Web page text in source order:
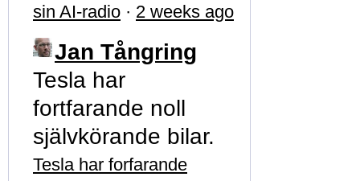
sin AI-radio · 2 weeks ago
Jan Tångring
Tesla har
fortfarande noll
självkörande bilar.
Tesla har forfarande